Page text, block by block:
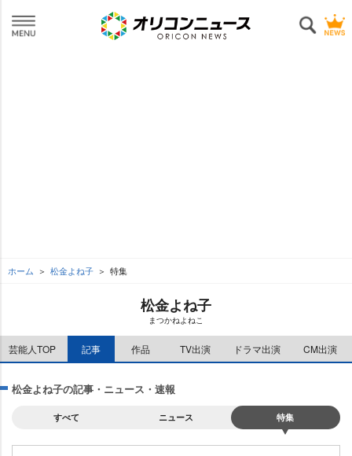
ホーム 松金よね子 特集
松金よね子
まつかねよねこ
芸能人TOP 記事 作品 TV出演 ドラマ出演 CM出演
松金よね子の記事・ニュース・速報
すべて ニュース 特集